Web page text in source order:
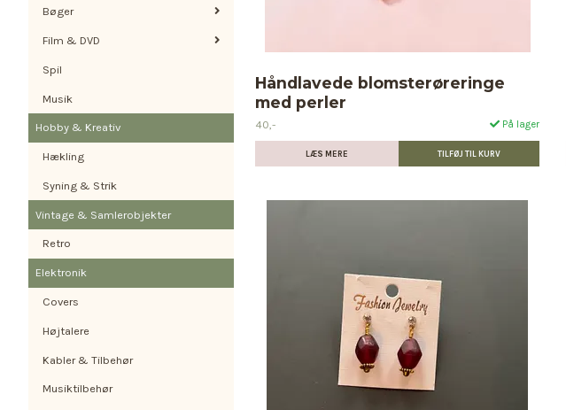
Bøger
Film & DVD
Spil
Musik
Hobby & Kreativ
Hækling
Syning & Strik
Vintage & Samlerobjekter
Retro
Elektronik
Covers
Højtalere
Kabler & Tilbehør
Musiktilbehør
Håndlavede blomsterøreringe
med perler
40,- På lager
LÆS MERE